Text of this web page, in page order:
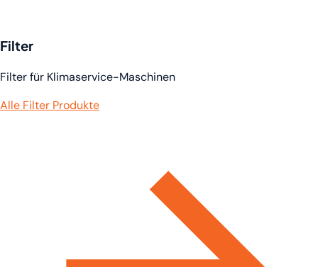
Filter
Filter für Klimaservice-Maschinen
Alle Filter Produkte